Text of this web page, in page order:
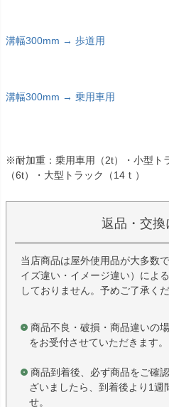
溝幅300mm → 歩道用
溝幅300mm → 乗用車用
※耐加重：乗用車用（2t）・小型ト
（6t）・大型トラック（14ｔ）
返品・交換
当店商品は屋外使用品が大多数
イズ違い・イメージ違い）によ
しておりません。予めご了承くだ
商品不良・破損・商品違いの
をお受付させていただきます。
商品到着後、必ず商品をご確
ざいましたら、到着後より1週
せ。